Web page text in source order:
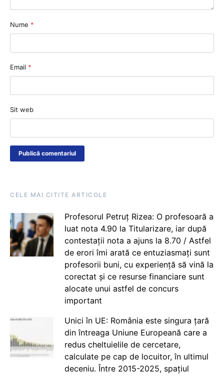
Nume *
Email *
Sit web
CELE MAI CITITE ARTICOLE
Profesorul Petruț Rizea: O profesoară a
luat nota 4.90 la Titularizare, iar după
contestații nota a ajuns la 8.70 / Astfel
de erori îmi arată ce entuziasmați sunt
profesorii buni, cu experiență să vină la
corectat și ce resurse financiare sunt
alocate unui astfel de concurs
important
Unici în UE: România este singura țară
din întreaga Uniune Europeană care a
redus cheltuielile de cercetare,
calculate pe cap de locuitor, în ultimul
deceniu. Între 2015-2025, spațiul